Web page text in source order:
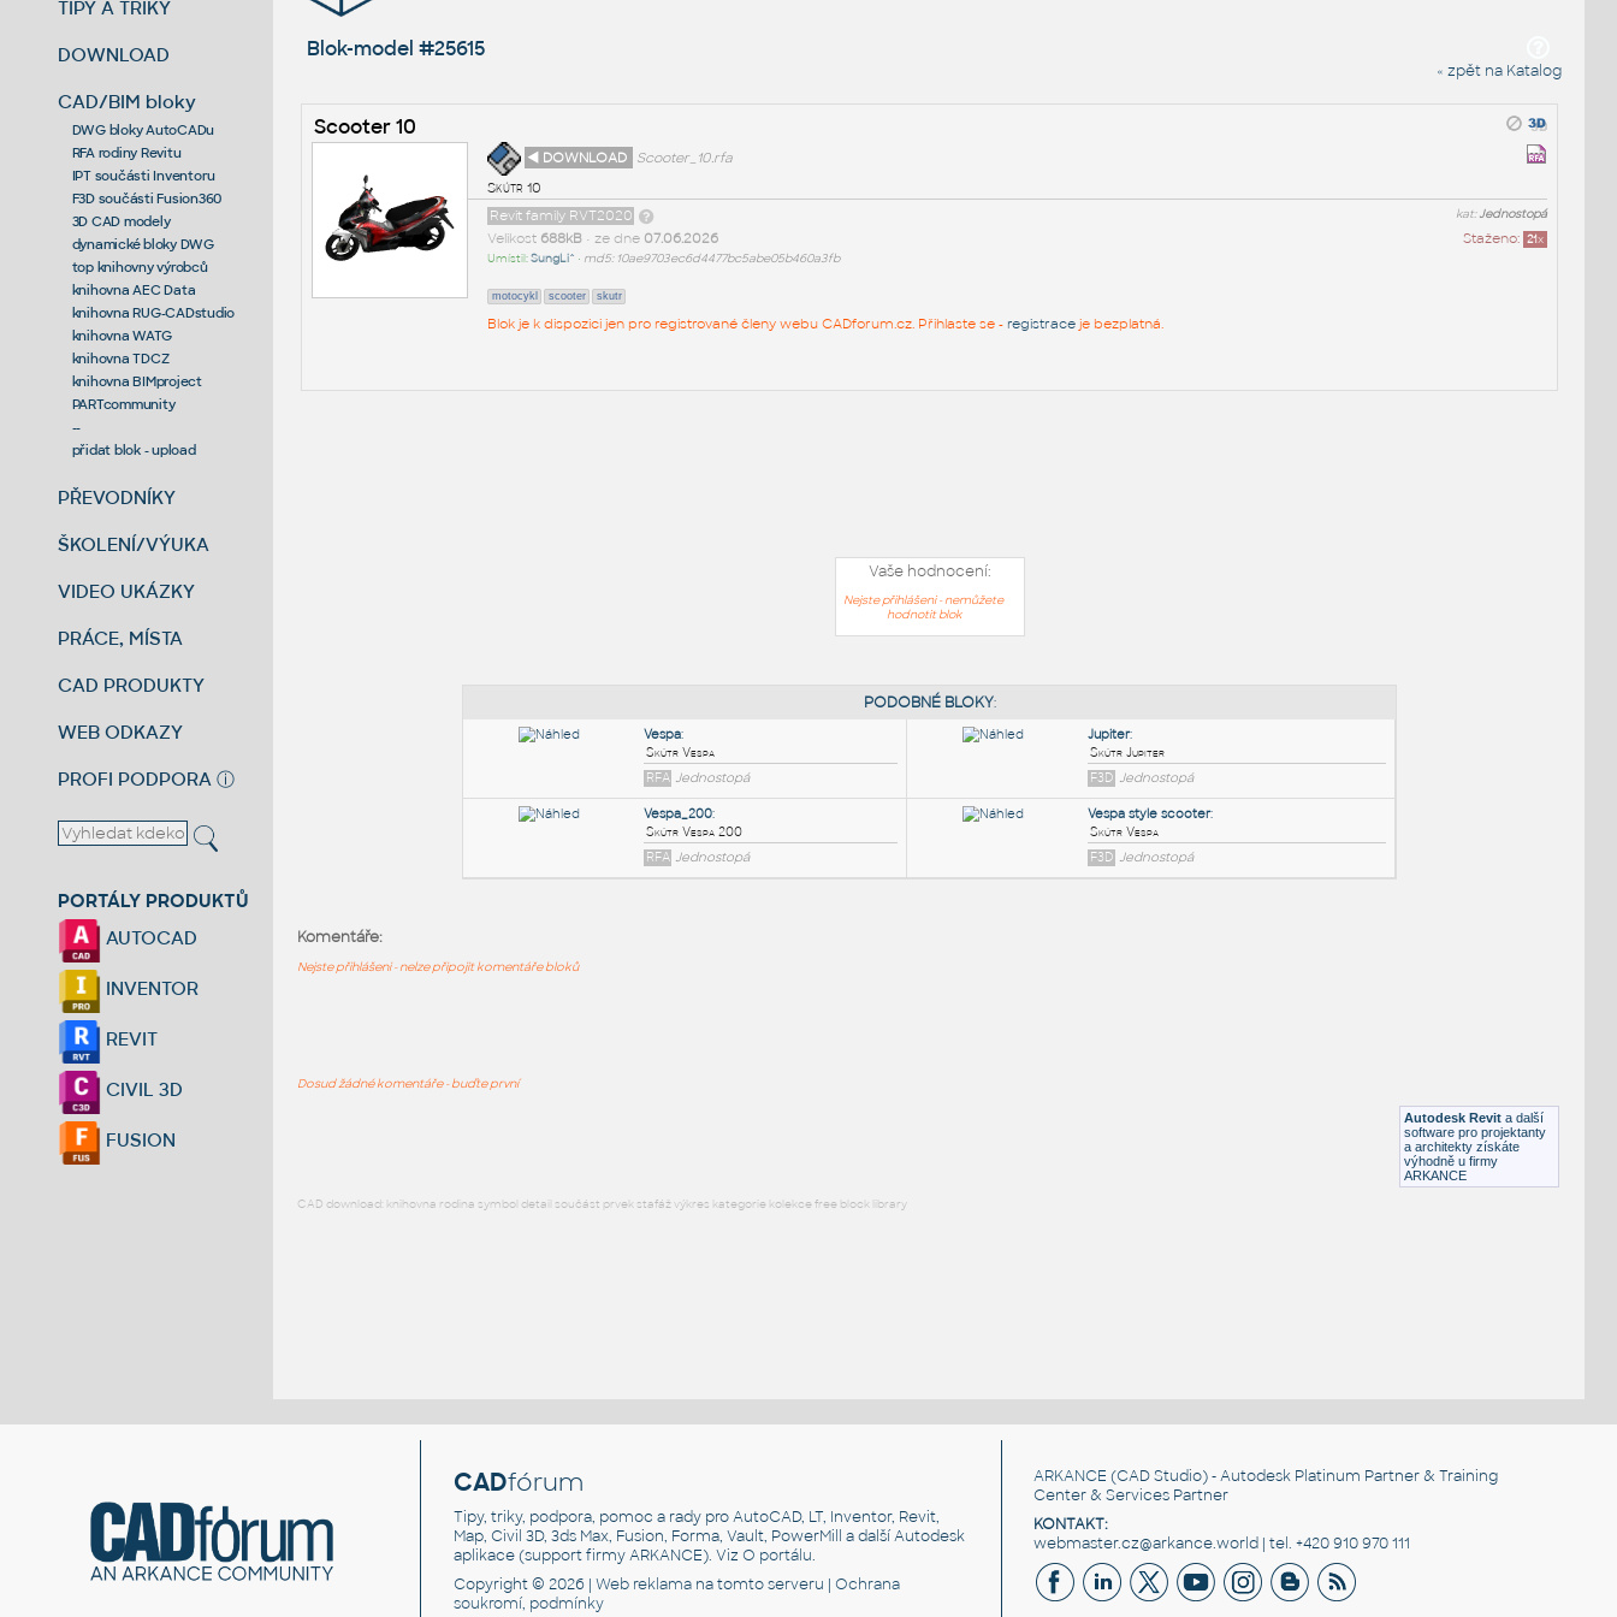
TIPY A TRIKY
DOWNLOAD
CAD/BIM bloky
DWG bloky AutoCADu
RFA rodiny Revitu
IPT součásti Inventoru
F3D součásti Fusion360
3D CAD modely
dynamické bloky DWG
top knihovny výrobců
knihovna AEC Data
knihovna RUG-CADstudio
knihovna WATG
knihovna TDCZ
knihovna BIMproject
PARTcommunity
--
přidat blok - upload
PŘEVODNÍKY
ŠKOLENÍ/VÝUKA
VIDEO UKÁZKY
PRÁCE, MÍSTA
CAD PRODUKTY
WEB ODKAZY
PROFI PODPORA ⓘ
PORTÁLY PRODUKTŮ
AUTOCAD
INVENTOR
REVIT
CIVIL 3D
FUSION
Blok-model #25615
« zpět na Katalog
Scooter 10
◄ DOWNLOAD
Scooter_10.rfa
Skútr 10
kat:Jednostopá
Revit family RVT2020
Staženo: 21x
Velikost 688kB• ze dne 07.06.2026
Umístil:SungLi^ • md5: 10ae9703ec6d4477bc5abe05b460a3fb
motocykl scooter skutr
Blok je k dispozici jen pro registrované členy webu CADforum.cz. Přihlaste se - registraceje bezplatná.
Vaše hodnocení:
Nejste přihlášeni - nemůžete
hodnotit blok
Jednostopá
Autodesk Revit a další
software pro projektanty
a architekty získáte
výhodně u firmy
ARKANCE
Komentáře:
Nejste přihlášeni - nelze připojit komentáře bloků
Dosud žádné komentáře - buďte první
CAD download: knihovna rodina symbol detail součást prvek stafáž výkres kategorie kolekce free block library
CADfórum
Tipy, triky, podpora, pomoc a rady pro AutoCAD, LT, Inventor, Revit,
Map, Civil 3D, 3ds Max, Fusion, Forma, Vault, PowerMill a další Autodesk
aplikace (support firmy ARKANCE). VizO portálu.
Copyright © 2026 |Web reklama na tomto serveru |Ochrana
soukromí, podmínky
ARKANCE (CAD Studio) - Autodesk Platinum Partner & Training
Center & Services Partner
KONTAKT:
webmaster.cz@arkance.world | tel. +420 910 970 111